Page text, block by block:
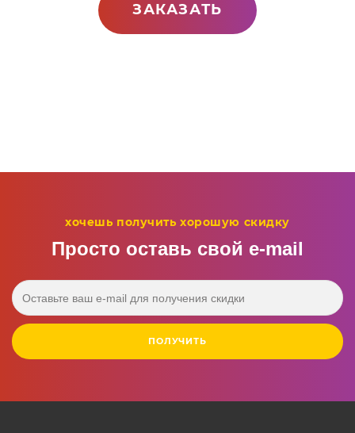
ЗАКАЗАТЬ
хочешь получить хорошую скидку
Просто оставь свой e‑mail
ПОЛУЧИТЬ